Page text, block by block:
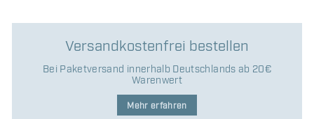
Versandkostenfrei bestellen
Bei Paketversand innerhalb Deutschlands ab 20€
Warenwert
Mehr erfahren